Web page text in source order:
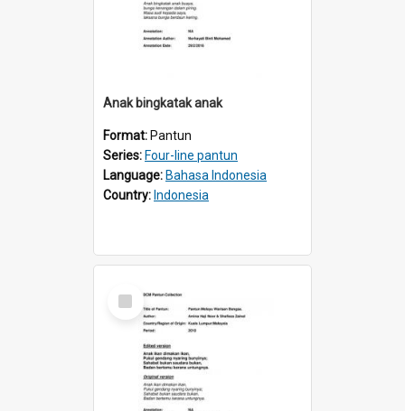
Anak bingkatak anak
Format: Pantun
Series: Four-line pantun
Language: Bahasa Indonesia
Country: Indonesia
Select
Item